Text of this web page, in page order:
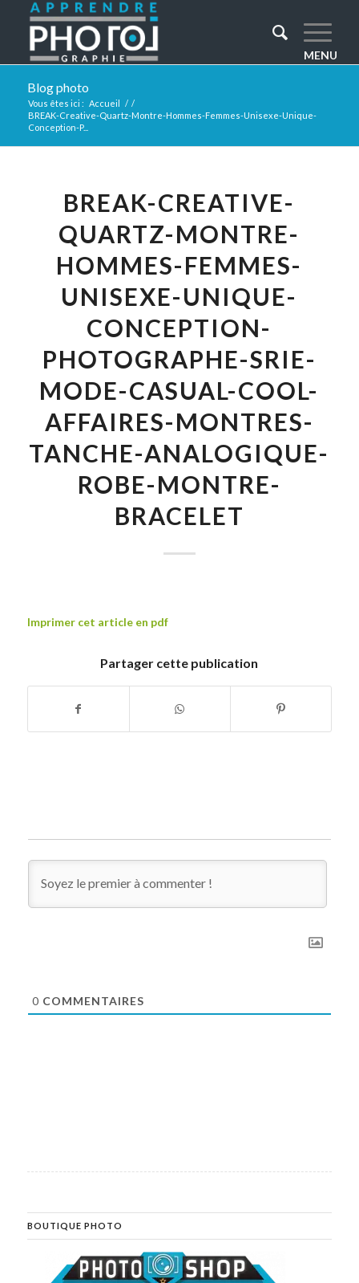
Blog photo
Vous êtes ici : Accueil / /
BREAK-Creative-Quartz-Montre-Hommes-Femmes-Unisexe-Unique-
Conception-P...
BREAK-CREATIVE-
QUARTZ-MONTRE-
HOMMES-FEMMES-
UNISEXE-UNIQUE-
CONCEPTION-
PHOTOGRAPHE-SRIE-
MODE-CASUAL-COOL-
AFFAIRES-MONTRES-
TANCHE-ANALOGIQUE-
ROBE-MONTRE-
BRACELET
Imprimer cet article en pdf
Partager cette publication
0 COMMENTAIRES
BOUTIQUE PHOTO